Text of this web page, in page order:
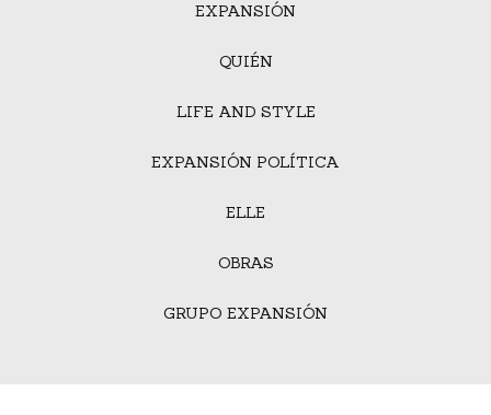
EXPANSIÓN
QUIÉN
LIFE AND STYLE
EXPANSIÓN POLÍTICA
ELLE
OBRAS
GRUPO EXPANSIÓN